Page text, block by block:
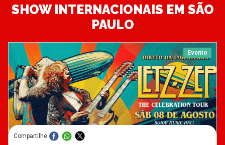
SHOW INTERNACIONAIS EM SÃO
PAULO
Evento
Compartilhe